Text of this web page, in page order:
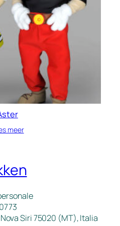
meer
Siri 75020 (MT), Italia